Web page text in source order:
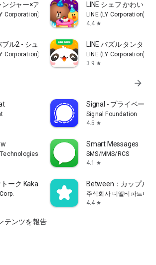
ンジャー×アニメ『怪獣８号』コラボ
Corporation)
LINE シェフ かわいい
LINE (LY Corporation)
4.4 star
ブル2 - シューティングパズル
Corporation)
LINE パズル タンタン
LINE (LY Corporation)
3.9 star
arrow_forward
Signal - プライベート
Signal Foundation
4.5 star
Inc.
Smart Messages
SMS/MMS/RCS
4.1
star
ーク KakaoTalk Between：カップル
주식회사 디엘티파트너스
4.4 star
テンツを報告